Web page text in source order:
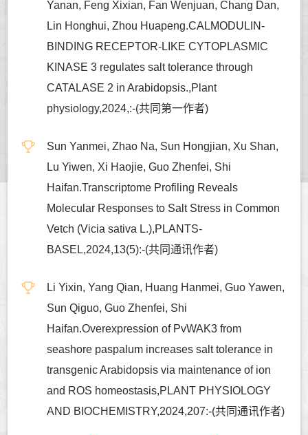
Yanan, Feng Xixian, Fan Wenjuan, Chang Dan,
Lin Honghui, Zhou Huapeng.CALMODULIN-
BINDING RECEPTOR-LIKE CYTOPLASMIC
KINASE 3 regulates salt tolerance through
CATALASE 2 in Arabidopsis.,Plant
physiology,2024,:-(共同第一作者)
Sun Yanmei, Zhao Na, Sun Hongjian, Xu Shan,
Lu Yiwen, Xi Haojie, Guo Zhenfei, Shi
Haifan.Transcriptome Profiling Reveals
Molecular Responses to Salt Stress in Common
Vetch (Vicia sativa L.),PLANTS-
BASEL,2024,13(5):-(共同通讯作者)
Li Yixin, Yang Qian, Huang Hanmei, Guo Yawen,
Sun Qiguo, Guo Zhenfei, Shi
Haifan.Overexpression of PvWAK3 from
seashore paspalum increases salt tolerance in
transgenic Arabidopsis via maintenance of ion
and ROS homeostasis,PLANT PHYSIOLOGY
AND BIOCHEMISTRY,2024,207:-(共同通讯作者)